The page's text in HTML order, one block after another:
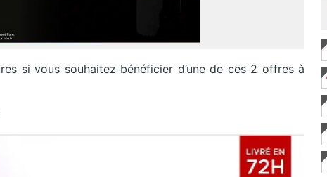
si vous souhaitez bénéficier d’une de ces 2 offres à